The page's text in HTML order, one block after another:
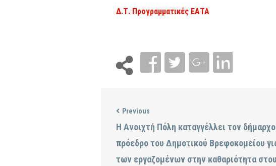
ασφάλειας στην Κυψέλη
Δ.Τ. Προγραμματικές ΕΑΤΑ
Previous
Η Ανοιχτή Πόλη καταγγέλλει τον
πρόεδρο του Δημοτικού Βρεφοκομείου
των εργαζομένων στην καθαριότητα